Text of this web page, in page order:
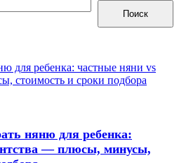
для ребенка: частные няни vs
стоимость и сроки подбора
няню для ребенка:
— плюсы, минусы,